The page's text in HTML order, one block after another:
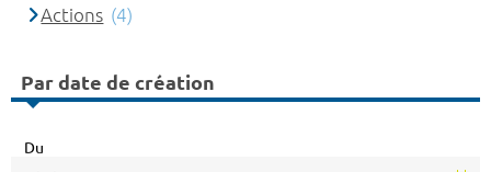
Actions (4)
Par date de création
Du